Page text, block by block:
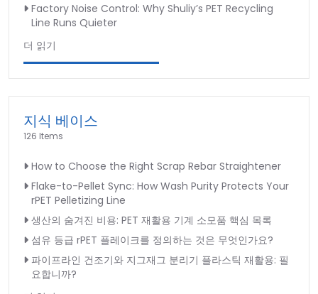
Factory Noise Control: Why Shuliy’s PET Recycling
Line Runs Quieter
더 읽기
지식 베이스
126 Items
How to Choose the Right Scrap Rebar Straightener
Flake-to-Pellet Sync: How Wash Purity Protects Your
rPET Pelletizing Line
생산의 숨겨진 비용: PET 재활용 기계 소모품 핵심 목록
섬유 등급 rPET 플레이크를 정의하는 것은 무엇인가요?
파이프라인 건조기와 지그재그 분리기 플라스틱 재활용: 필
요합니까?